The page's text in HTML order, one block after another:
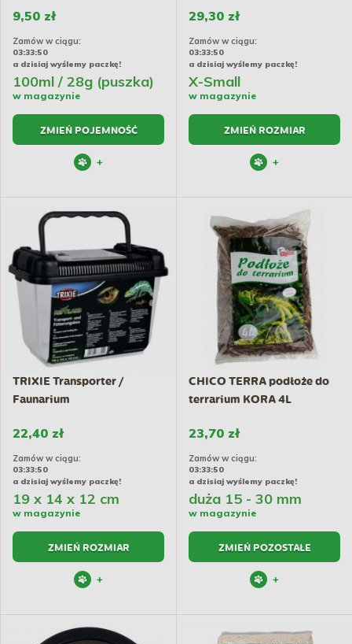
9,50 zł
Zamów w ciągu:
03:33:50
a dzisiaj wyślemy paczkę!
100ml / 28g (puszka)
w magazynie
ZMIEŃ POJEMNOŚĆ
+
29,30 zł
Zamów w ciągu:
03:33:50
a dzisiaj wyślemy paczkę!
X-Small
w magazynie
ZMIEŃ ROZMIAR
+
TRIXIE Transporter /
Faunarium
22,40 zł
Zamów w ciągu:
03:33:50
a dzisiaj wyślemy paczkę!
19 x 14 x 12 cm
w magazynie
ZMIEŃ ROZMIAR
+
CHICO TERRA podłoże do
terrarium KORA 4L
23,70 zł
Zamów w ciągu:
03:33:50
a dzisiaj wyślemy paczkę!
duża 15 - 30 mm
w magazynie
ZMIEŃ POZOSTAŁE
+